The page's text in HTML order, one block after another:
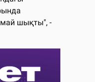
шықты", -